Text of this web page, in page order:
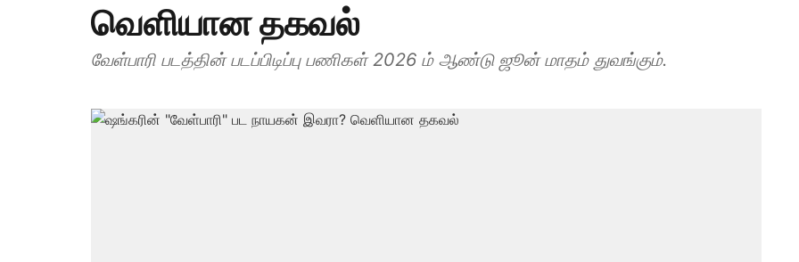
வெளியான தகவல்
வேள்பாரி படத்தின் படப்பிடிப்பு பணிகள் 2026 ம் ஆண்டு ஜூன் மாதம் துவங்கும்.